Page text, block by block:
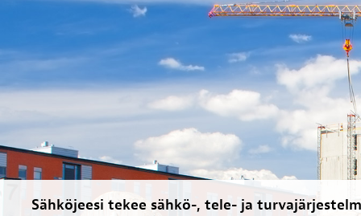
Sähköjeesi tekee sähkö-, tele- ja